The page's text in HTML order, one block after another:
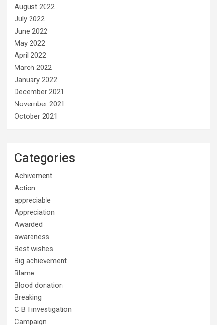
August 2022
July 2022
June 2022
May 2022
April 2022
March 2022
January 2022
December 2021
November 2021
October 2021
Categories
Achivement
Action
appreciable
Appreciation
Awarded
awareness
Best wishes
Big achievement
Blame
Blood donation
Breaking
C B I investigation
Campaign